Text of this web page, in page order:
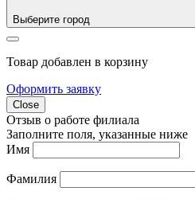
Выберите город
Товар добавлен в корзину
Оформить заявку
Close
Отзыв о работе филиала
Заполните поля, указанные ниже
Имя
Фамилия